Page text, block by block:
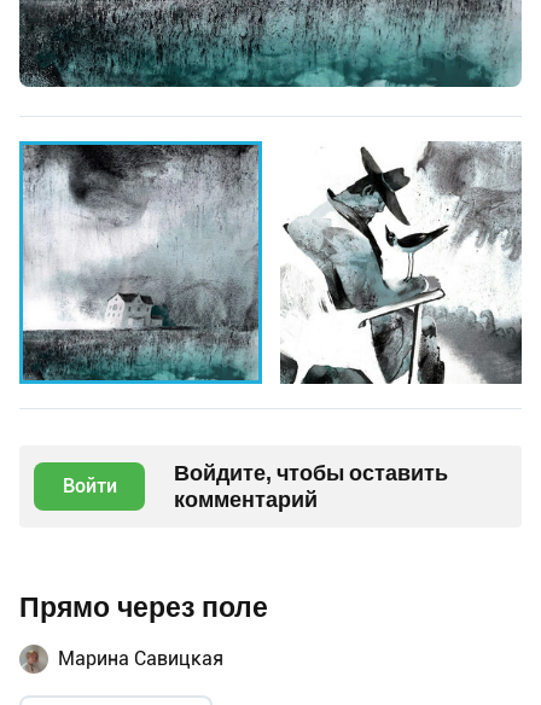
Войти
Войдите, чтобы оставить
комментарий
Прямо через поле
Марина Савицкая